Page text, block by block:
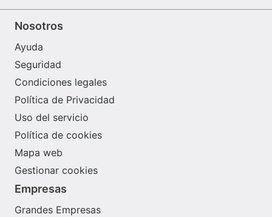
Nosotros
Ayuda
Seguridad
Condiciones legales
Política de Privacidad
Uso del servicio
Política de cookies
Mapa web
Gestionar cookies
Empresas
Grandes Empresas